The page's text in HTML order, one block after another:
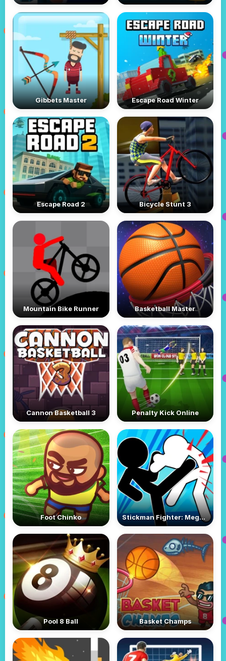
Gibbets Master Escape Road Winter
Escape Road 2 Bicycle Stunt 3
Mountain Bike Runner Basketball Master
Cannon Basketball 3 Penalty Kick Online
Foot Chinko Stickman Fighter: Mega Brawl
Pool 8 Ball Basket Champs